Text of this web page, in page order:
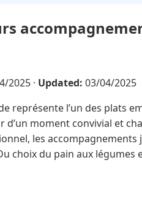
2025 · Updated: 03/04/2025
représente l’un des plats
moment convivial et
les accompagnements
choix du pain aux légumes